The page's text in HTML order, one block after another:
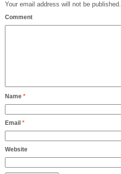
Your email address will not be published.
Comment
Name *
Email *
Website